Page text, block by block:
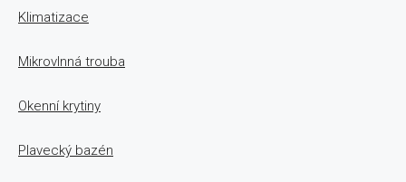
Klimatizace
Mikrovlnná trouba
Okenní krytiny
Plavecký bazén